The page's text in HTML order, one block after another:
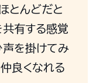
とんどだと
共有する感覚
声を掛けてみ
良くなれる